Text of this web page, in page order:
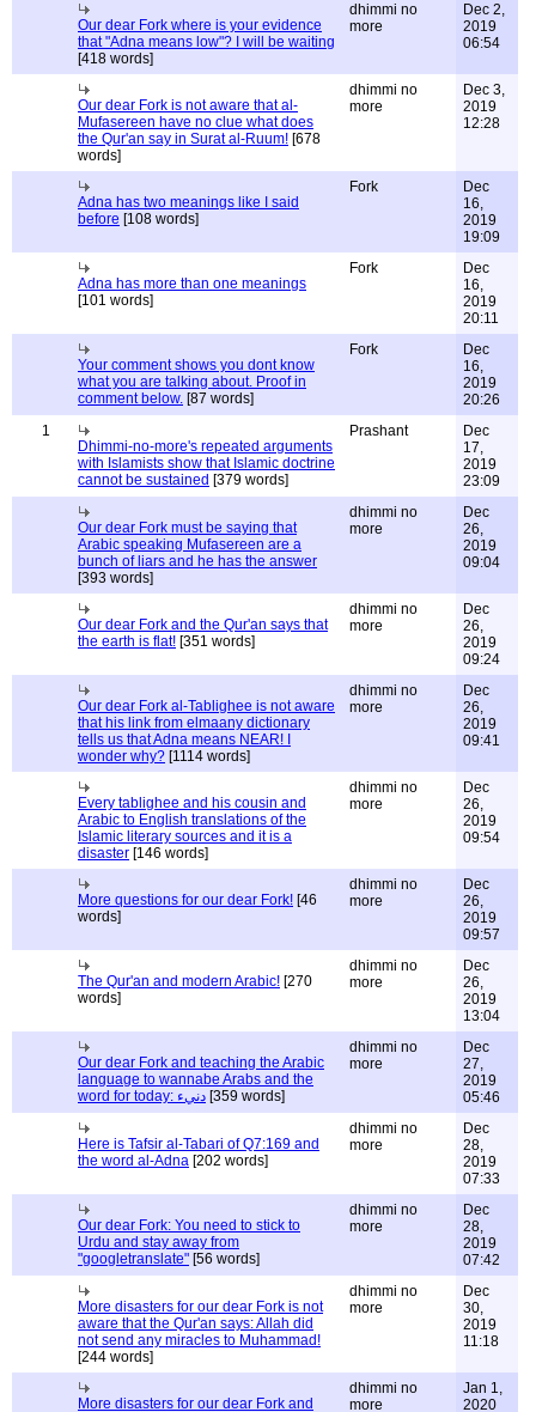
Our dear Fork where is your evidence
that "Adna means low"? I will be waiting
[418 words]
dhimmi no
more
Dec 2,
2019
06:54
Our dear Fork is not aware that al-
Mufasereen have no clue what does
the Qur'an say in Surat al-Ruum! [678
words]
dhimmi no
more
Dec 3,
2019
12:28
Adna has two meanings like I said
before [108 words]
Fork
Dec
16,
2019
19:09
Adna has more than one meanings
[101 words]
Fork
Dec
16,
2019
20:11
Your comment shows you dont know
what you are talking about. Proof in
comment below. [87 words]
Fork
Dec
16,
2019
20:26
1
Dhimmi-no-more's repeated arguments
with Islamists show that Islamic doctrine
cannot be sustained [379 words]
Prashant
Dec
17,
2019
23:09
Our dear Fork must be saying that
Arabic speaking Mufasereen are a
bunch of liars and he has the answer
[393 words]
dhimmi no
more
Dec
26,
2019
09:04
Our dear Fork and the Qur'an says that
the earth is flat! [351 words]
dhimmi no
more
Dec
26,
2019
09:24
Our dear Fork al-Tablighee is not aware
that his link from elmaany dictionary
tells us that Adna means NEAR! I
wonder why? [1114 words]
dhimmi no
more
Dec
26,
2019
09:41
Every tablighee and his cousin and
Arabic to English translations of the
Islamic literary sources and it is a
disaster [146 words]
dhimmi no
more
Dec
26,
2019
09:54
More questions for our dear Fork! [46
words]
dhimmi no
more
Dec
26,
2019
09:57
The Qur'an and modern Arabic! [270
words]
dhimmi no
more
Dec
26,
2019
13:04
Our dear Fork and teaching the Arabic
language to wannabe Arabs and the
word for today: دنيء
[359 words]
dhimmi no
more
Dec
27,
2019
05:46
Here is Tafsir al-Tabari of Q7:169 and
the word al-Adna [202 words]
dhimmi no
more
Dec
28,
2019
07:33
Our dear Fork: You need to stick to
Urdu and stay away from
"googletranslate" [56 words]
dhimmi no
more
Dec
28,
2019
07:42
More disasters for our dear Fork is not
aware that the Qur'an says: Allah did
not send any miracles to Muhammad!
[244 words]
dhimmi no
more
Dec
30,
2019
11:18
More disasters for our dear Fork and
dhimmi no
more
Jan 1,
2020